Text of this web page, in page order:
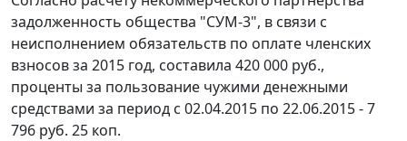
задолженность общества "СУМ-3", в связи с
неисполнением обязательств по оплате членских
взносов за 2015 год, составила 420 000 руб.,
проценты за пользование чужими денежными
средствами за период с 02.04.2015 по 22.06.2015 - 7
796 руб. 25 коп.